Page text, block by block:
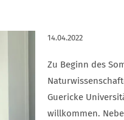
14.04.2022
Zu Beginn des
Guericke
willkommen.